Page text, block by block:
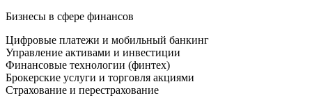
Бизнесы в сфере финансов
Цифровые платежи и мобильный банкинг
Управление активами и инвестиции
Финансовые технологии (финтех)
Брокерские услуги и торговля акциями
Страхование и перестрахование